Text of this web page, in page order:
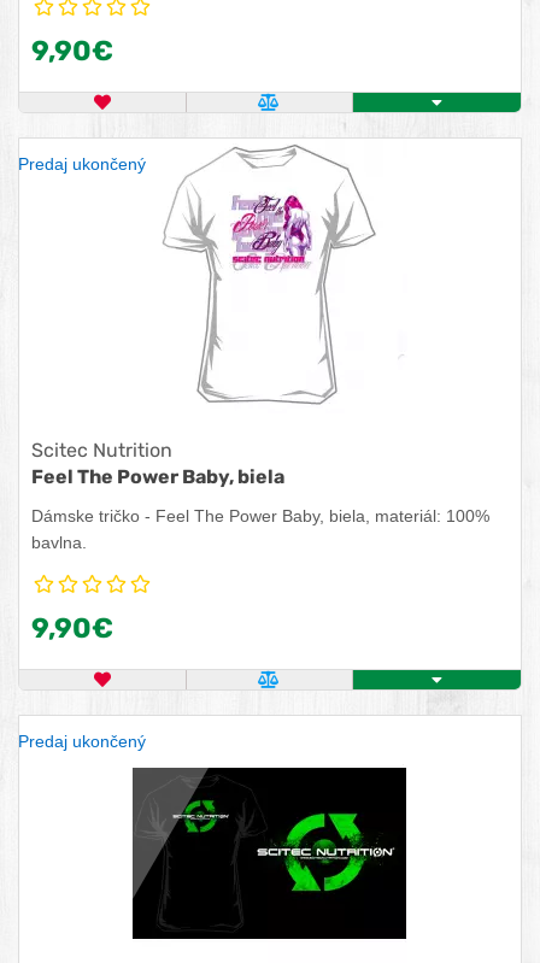
9,90€
OBĽÚBENÝ PRODUKTPOROVNAŤ PRODUKTZISTITE VIAC
Predaj ukončený
Scitec Nutrition
Feel The Power Baby, biela
Dámske tričko - Feel The Power Baby, biela, materiál: 100%
bavlna.
9,90€
OBĽÚBENÝ PRODUKTPOROVNAŤ PRODUKTZISTITE VIAC
Predaj ukončený